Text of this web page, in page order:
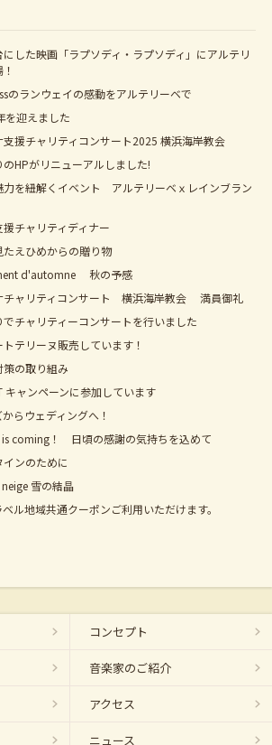
した映画「ラプソディ・ラプソディ」にアルテリ
のランウェイの感動をアルテリーベで
を迎えました
支援チャリティコンサート2025 横浜海岸教会
のHPがリニューアルしました!
力を紐解くイベント アルテリーベｘレインブラン
チャリティディナー
たえひめからの贈り物
d'automne 秋の予感
チャリティコンサート 横浜海岸教会 満員御礼
でチャリティーコンサートを行いました
テリーヌ販売しています！
の取り組み
キャンペーンに参加しています
らウェディングへ！
coming！ 日頃の感謝の気持ちを込めて
ンのために
雪の結晶
ル地域共通クーポンご利用いただけます。
コンセプト
音楽家のご紹介
アクセス
ニュース